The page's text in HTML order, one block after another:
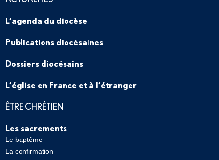
L’agenda du diocèse
Publications diocésaines
Dossiers diocésains
L’église en France et à l’étranger
ÊTRE CHRÉTIEN
Les sacrements
Le baptême
La confirmation